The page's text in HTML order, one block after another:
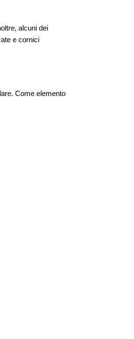
alcuni dei
e cornici
Come elemento